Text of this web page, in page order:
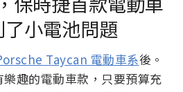
小電池問題
Taycan 電動車系後。
趣的電動車款，只要預算充